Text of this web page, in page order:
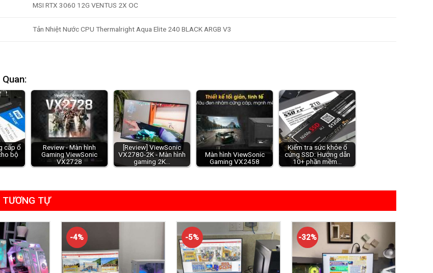
MSI RTX 3060 12G VENTUS 2X OC
Tản Nhiệt Nước CPU Thermalright Aqua Elite 240 BLACK ARGB V3
cấp ổ
bộ
Review - Màn hình
Gaming ViewSonic
VX2728
[Review] ViewSonic
VX2780-2K - Màn hình
gaming 2K…
Màn hình ViewSonic
Gaming VX2458
Kiểm tra sức khỏe ổ
cứng SSD: Hướng dẫn
10+ phần mềm…
TỰ
-4% -5% -32%